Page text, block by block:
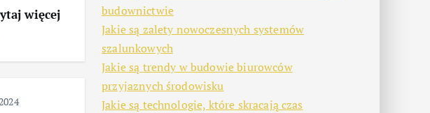
więcej
budownictwie
Jakie są zalety nowoczesnych systemów
szalunkowych
Jakie są trendy w budowie biurowców
przyjaznych środowisku
Jakie są technologie, które skracają czas